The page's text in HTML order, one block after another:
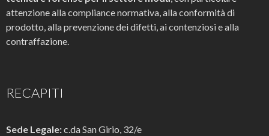
attenzione alla compliance normativa, alla conformità di
prodotto, alla prevenzione dei difetti, ai contenziosi e alla
contraffazione.
RECAPITI
Sede Legale:c.da San Girio, 32/e